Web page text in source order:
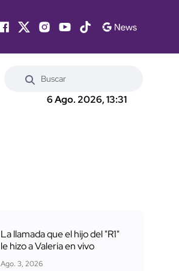
6 Ago. 2026, 13:31
La llamada que el hijo del "R1"
le hizo a Valeria en vivo
Ago. 3, 2026